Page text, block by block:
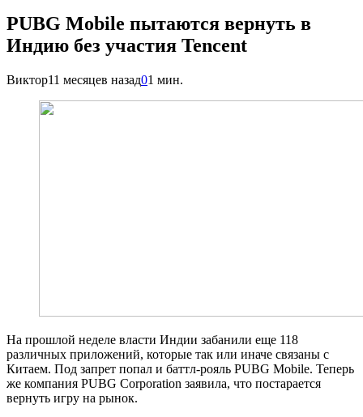
PUBG Mobile пытаются вернуть в
Индию без участия Tencent
Виктор11 месяцев назад01 мин.
На прошлой неделе власти Индии забанили еще 118
различных приложений, которые так или иначе связаны с
Китаем. Под запрет попал и баттл-рояль PUBG Mobile. Теперь
же компания PUBG Corporation заявила, что постарается
вернуть игру на рынок.